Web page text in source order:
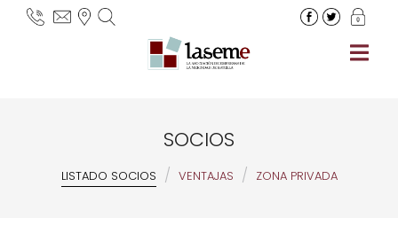
SOCIOS
LISTADO SOCIOS / VENTAJAS / ZONA PRIVADA